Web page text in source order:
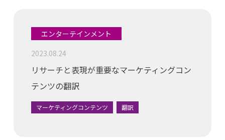
エンターテインメント
2023.08.24
リサーチと表現が重要なマーケティングコン
テンツの翻訳
マーケティングコンテンツ 翻訳